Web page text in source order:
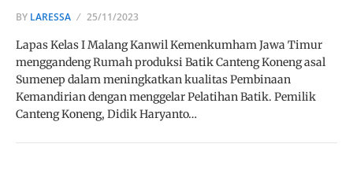
BY LARESSA 25/11/2023
Lapas Kelas I Malang Kanwil Kemenkumham Jawa Timur
menggandeng Rumah produksi Batik Canteng Koneng asal
Sumenep dalam meningkatkan kualitas Pembinaan
Kemandirian dengan menggelar Pelatihan Batik. Pemilik
Canteng Koneng, Didik Haryanto…